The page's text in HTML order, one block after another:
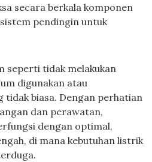
secara berkala komponen
pendingin untuk
seperti tidak melakukan
digunakan atau
tidak biasa. Dengan perhatian
dan perawatan,
dengan optimal,
di mana kebutuhan listrik